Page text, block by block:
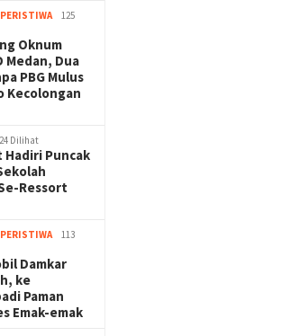
PERISTIWA
125
Oknum
Medan, Dua
PBG Mulus
Kecolongan
Dilihat
Hadiri Puncak
Ressort
PERISTIWA
113
Damkar
ke
Paman
Emak-emak